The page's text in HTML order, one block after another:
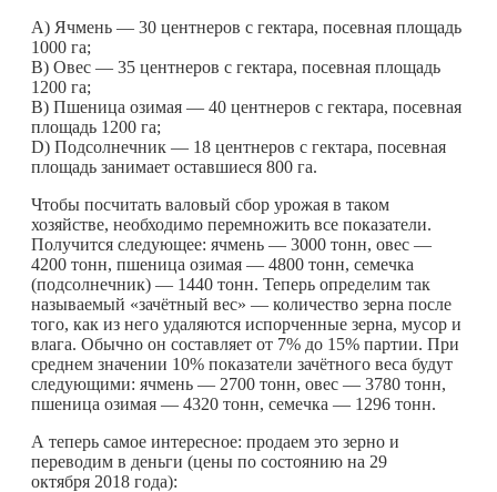
A) Ячмень — 30 центнеров с гектара, посевная площадь
1000 га;
B) Овес — 35 центнеров с гектара, посевная площадь
1200 га;
B) Пшеница озимая — 40 центнеров с гектара, посевная
площадь 1200 га;
D) Подсолнечник — 18 центнеров с гектара, посевная
площадь занимает оставшиеся 800 га.
Чтобы посчитать валовый сбор урожая в таком
хозяйстве, необходимо перемножить все показатели.
Получится следующее: ячмень — 3000 тонн, овес —
4200 тонн, пшеница озимая — 4800 тонн, семечка
(подсолнечник) — 1440 тонн. Теперь определим так
называемый «зачётный вес» — количество зерна после
того, как из него удаляются испорченные зерна, мусор и
влага. Обычно он составляет от 7% до 15% партии. При
среднем значении 10% показатели зачётного веса будут
следующими: ячмень — 2700 тонн, овес — 3780 тонн,
пшеница озимая — 4320 тонн, семечка — 1296 тонн.
А теперь самое интересное: продаем это зерно и
переводим в деньги (цены по состоянию на 29
октября 2018 года):